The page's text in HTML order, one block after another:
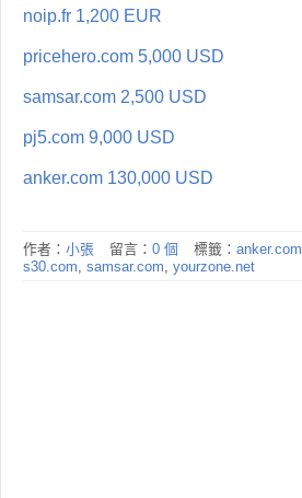
noip.fr 1,200 EUR
pricehero.com 5,000 USD
samsar.com 2,500 USD
pj5.com 9,000 USD
anker.com 130,000 USD
作者： 小張 留言： 0 個 標籤： anker.com
s30.com, samsar.com, yourzone.net